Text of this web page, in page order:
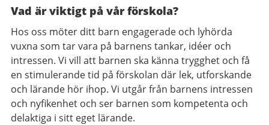
Vad är viktigt på vår förskola?
Hos oss möter ditt barn engagerade och lyhörda
vuxna som tar vara på barnens tankar, idéer och
intressen. Vi vill att barnen ska känna trygghet och få
en stimulerande tid på förskolan där lek, utforskande
och lärande hör ihop. Vi utgår från barnens intressen
och nyfikenhet och ser barnen som kompetenta och
delaktiga i sitt eget lärande.